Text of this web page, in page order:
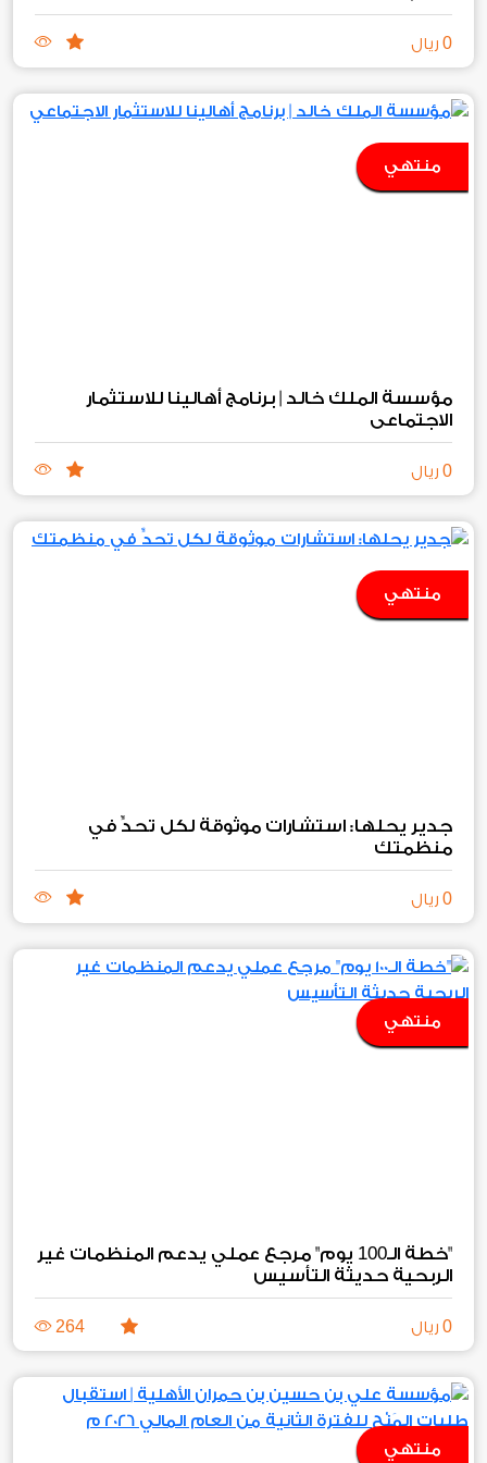
0 ريال
منتهي
مؤسسة الملك خالد | برنامج أهالينا للاستثمار
الاجتماعي
0 ريال
منتهي
جدير يحلها: استشارات موثوقة لكل تحدٍّ في
منظمتك
0 ريال
منتهي
"خطة الـ100
يوم" مرجع عملي يدعم المنظمات غير
الربحية حديثة التأسيس
0 ريال 264
منتهي